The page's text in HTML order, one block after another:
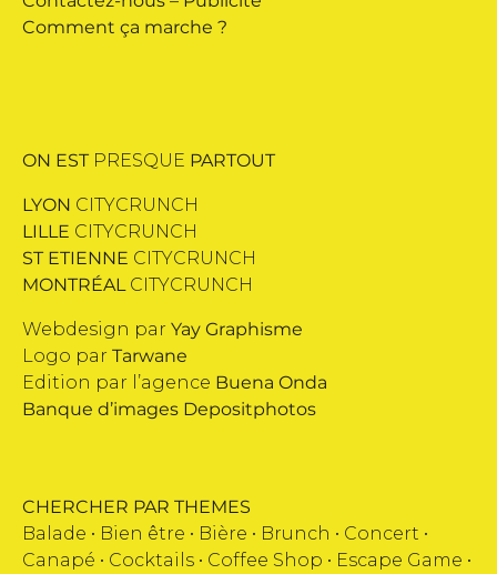
Comment ça marche ?
ON EST PRESQUE PARTOUT
LYON CITYCRUNCH
LILLE CITYCRUNCH
ST ETIENNE CITYCRUNCH
MONTRÉAL CITYCRUNCH
Webdesign par Yay Graphisme
Logo par Tarwane
Edition par l’agence Buena Onda
Banque d’images Depositphotos
CHERCHER PAR THEMES
Balade • Bien être • Bière • Brunch • Concert •
Canapé • Cocktails • Coffee Shop • Escape Game •